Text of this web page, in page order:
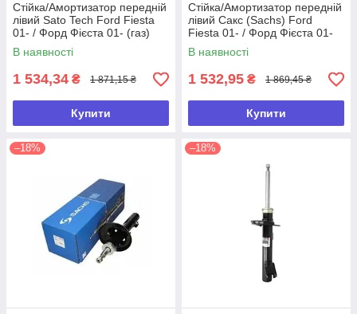
Стійка/Амортизатор передній
лівий Sato Tech Ford Fiesta
01- / Форд Фієста 01- (газ)
В наявності
1 534,34 ₴ 1 871,15 ₴
Купити
Стійка/Амортизатор передній
лівий Сакс (Sachs) Ford
Fiesta 01- / Форд Фієста 01-
(газ)
В наявності
1 532,95 ₴ 1 869,45 ₴
Купити
–18% –18%